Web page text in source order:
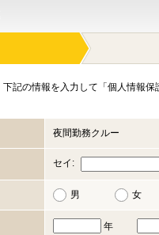
下記の情報を入力して「個人情報保
夜間勤務クルー
セイ:
男 女
年